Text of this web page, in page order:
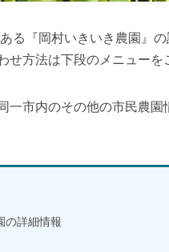
る『岡村いきいき農園』
せ方法は下段のメニューを
一市内のその他の市民農
の詳細情報